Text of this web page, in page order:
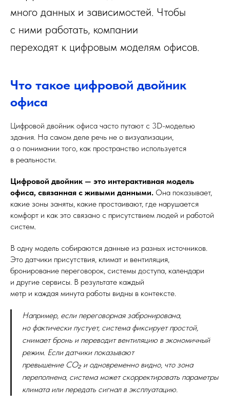
много данных и зависимостей. Чтобы
с ними работать, компании
переходят к цифровым моделям офисов.
Что такое цифровой двойник
офиса
Цифровой двойник офиса часто путают с 3D-моделью
здания. На самом деле речь не о визуализации,
а о понимании того, как пространство используется
в реальности.
Цифровой двойник — это интерактивная модель
офиса, связанная с живыми данными. Она показывает,
какие зоны заняты, какие простаивают, где нарушается
комфорт и как это связано с присутствием людей и работой
систем.
В одну модель собираются данные из разных источников.
Это датчики присутствия, климат и вентиляция,
бронирование переговорок, системы доступа, календари
и другие сервисы. В результате каждый
метр и каждая минута работы видны в контексте.
Например, если переговорная забронирована,
но фактически пустует, система фиксирует простой,
снимает бронь и переводит вентиляцию в экономичный
режим. Если датчики показывают
превышение CO₂ и одновременно видно, что зона
переполнена, система может скорректировать параметры
климата или передать сигнал в эксплуатацию.